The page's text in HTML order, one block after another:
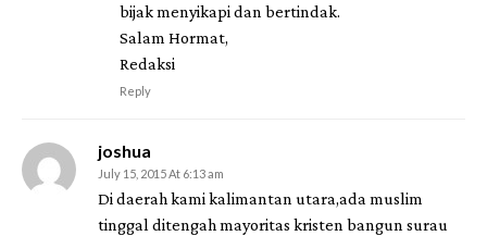
bijak menyikapi dan bertindak.
Salam Hormat,
Redaksi
Reply
joshua
July 15, 2015 At 6:13 am
Di daerah kami kalimantan utara,ada muslim
tinggal ditengah mayoritas kristen bangun surau